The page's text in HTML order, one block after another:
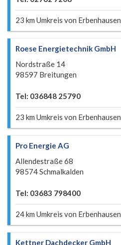
23 km Umkreis von Erbenhausen
Roese Energietechnik GmbH
Nordstraße 14
98597 Breitungen
Tel: 036848 25790
23 km Umkreis von Erbenhausen
Pro Energie AG
Allendestraße 68
98574 Schmalkalden
Tel: 03683 798400
24 km Umkreis von Erbenhausen
Kettner Dachdecker GmbH